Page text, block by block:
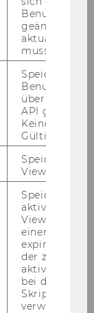
geändert hat
aktualisiert
muss.
Speichert
über die
API gesendet
Keine
Speichert
Viewport-
Speichert die
aktiven
Viewports.
einen
der zur
aktiver
bei der
verwendet